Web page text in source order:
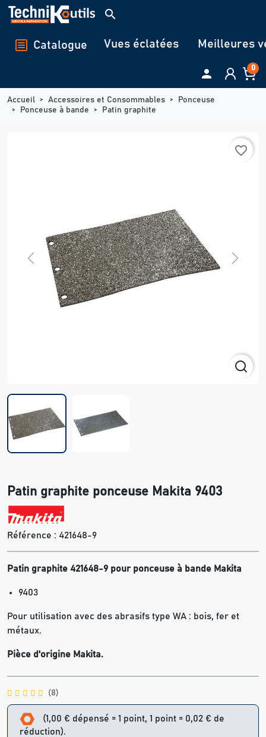
Panneau de gestion des cookies
search
Catalogue Vues éclatées Meilleures
 0
Accueil Accessoires et Consommables
Ponceuse
Ponceuse à bande
Patin graphite
favorite_border
Previous Next
Patin graphite ponceuse Makita 9403
Référence : 421648-9
Patin graphite 421648-9 pour ponceuse à bande Makita
9403
Pour utilisation avec des abrasifs type WA : bois, fer et
métaux.
Pièce d'origine Makita.
(8)
(1,00 € dépensé = 1 point, 1 point = 0,02 € de
réduction).